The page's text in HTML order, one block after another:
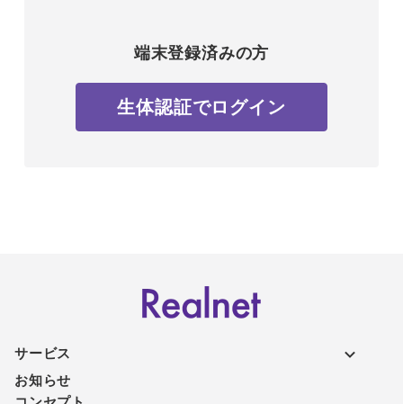
端末登録済みの方
生体認証でログイン
サービス
お知らせ